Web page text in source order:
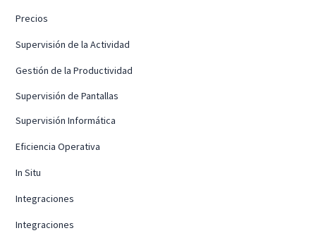
Precios
Supervisión de la Actividad
Gestión de la Productividad
Supervisión de Pantallas
Supervisión Informática
Eficiencia Operativa
In Situ
Integraciones
Integraciones